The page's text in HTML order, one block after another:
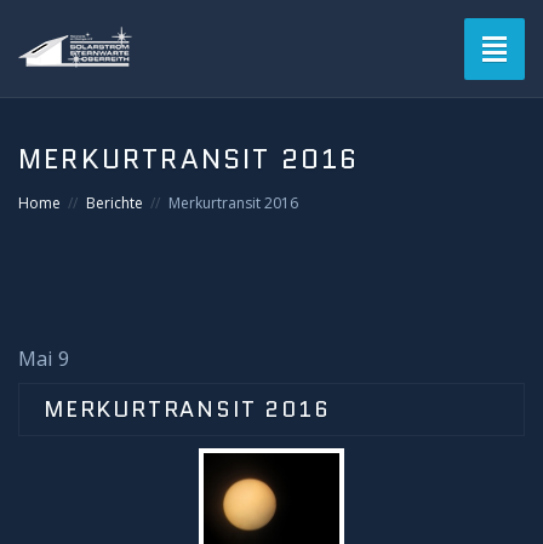
Verein
MERKURTRANSIT 2016
Home Berichte Merkurtransit 2016
Mai 9
MERKURTRANSIT 2016